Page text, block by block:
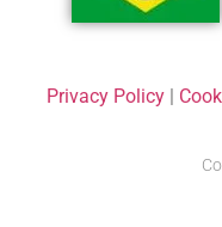
Privacy Policy|